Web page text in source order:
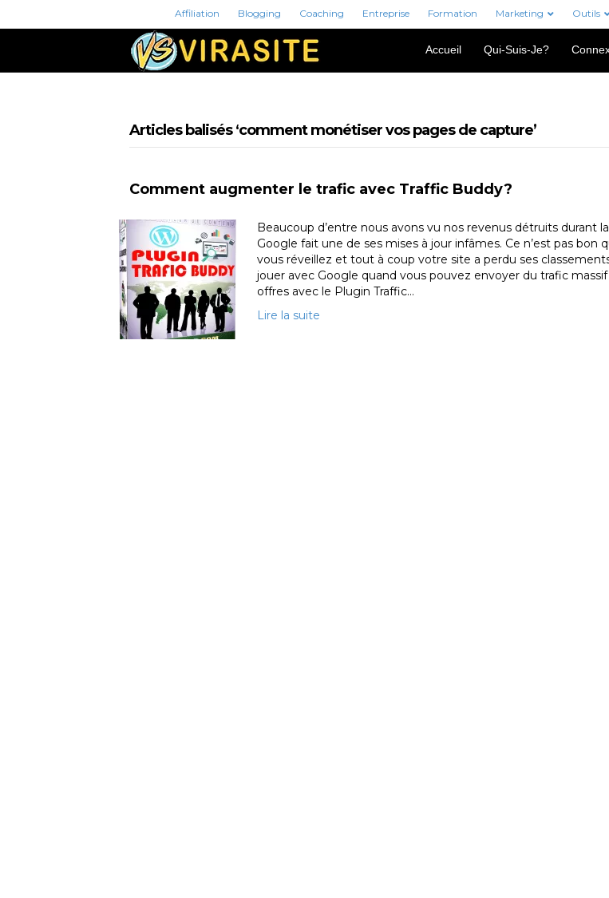
Affiliation Blogging Coaching Entreprise Formation Marketing Outils
Accueil Qui-Suis-Je?
Articles balisés ‘comment monétiser vos pages de capture’
Comment augmenter le trafic avec Traffic Buddy?
Beaucoup d’entre nous avons vu nos revenus détruits durant
Google fait une de ses mises à jour infâmes. Ce n’est pas bon
vous réveillez et tout à coup votre site a perdu ses
jouer avec Google quand vous pouvez envoyer du trafic
offres avec le Plugin Traffic…
Lire la suite